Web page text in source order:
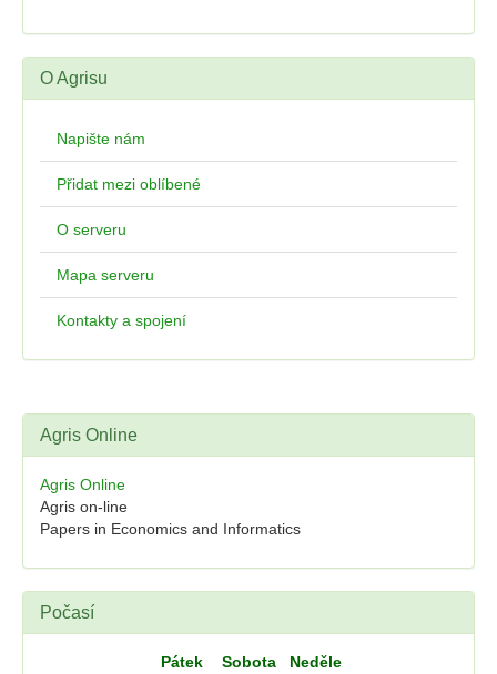
O Agrisu
Napište nám
Přidat mezi oblíbené
O serveru
Mapa serveru
Kontakty a spojení
Agris Online
Agris Online
Agris on-line
Papers in Economics and Informatics
Počasí
Pátek Sobota Neděle